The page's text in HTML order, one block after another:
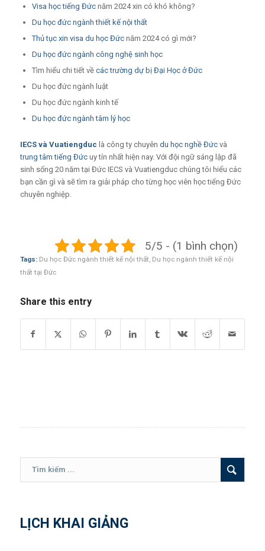
Visa học tiếng Đứcnăm 2024 xin có khó không?
Du học đức ngành thiết kế nội thất
Thủ tục xin visa du học Đức năm 2024 có gì mới?
Du học đức ngành công nghệ sinh học
Tìm hiểu chi tiết về các trường dự bị Đại Học ở Đức
Du học đức ngành luật
Du học đức ngành kinh tế
Du học đức ngành tâm lý học
IECSvà Vuatiengduc là công ty chuyên du học nghề Đứcvà
trung tâm tiếng Đứcuy tín nhất hiện nay. Với đội ngữ sáng lập đã
sinh sống 20 năm tại Đức IECS và Vuatiengduc chúng tôi hiểu các
bạn cần gì và sẽ tìm ra giải pháp cho từng học viên học tiếng Đức
chuyên nghiệp.
5/5 - (1 bình chọn)
Tags: Du học Đức ngành thiết kế nội thất, Du học ngành thiết kế nội
thất tại Đức
Share this entry
LỊCH KHAI GIẢNG